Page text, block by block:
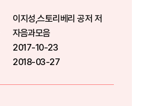
이지성,스토리베리 공저 저
자음과모음
2017-10-23
2018-03-27